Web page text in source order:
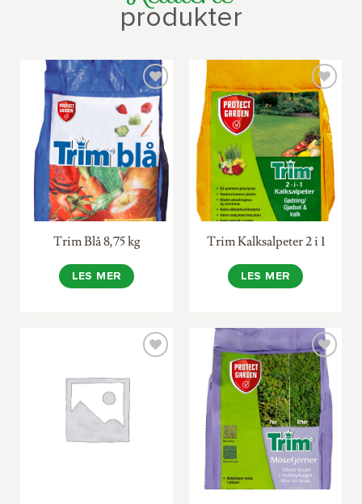
produkter
Trim Blå 8,75 kg
LES MER
Trim Kalksalpeter 2 i 1
LES MER